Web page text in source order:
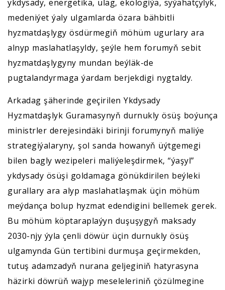
ykdysady, energetika, ulag, ekologiýa, syýahatçylyk,
medeniýet ýaly ulgamlarda özara bähbitli
hyzmatdaşlygy ösdürmegiň möhüm ugurlary ara
alnyp maslahatlaşyldy, şeýle hem forumyň sebit
hyzmatdaşlygyny mundan beýläk-de
pugtalandyrmaga ýardam berjekdigi nygtaldy.
Arkadag şäherinde geçirilen Ykdysady
Hyzmatdaşlyk Guramasynyň durnukly ösüş boýunça
ministrler derejesindäki birinji forumynyň maliýe
strategiýalaryny, şol sanda howanyň üýtgemegi
bilen bagly wezipeleri maliýeleşdirmek, “ýaşyl”
ykdysady ösüşi goldamaga gönükdirilen beýleki
gurallary ara alyp maslahatlaşmak üçin möhüm
meýdança bolup hyzmat edendigini bellemek gerek.
Bu möhüm köptaraplaýyn duşuşygyň maksady
2030-njy ýyla çenli döwür üçin durnukly ösüş
ulgamynda Gün tertibini durmuşa geçirmekden,
tutuş adamzadyň nurana geljeginiň hatyrasyna
häzirki döwrüň wajyp meseleleriniň çözülmegine